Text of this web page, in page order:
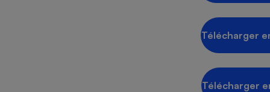
Télécharger
Télécharger
Cafetière à